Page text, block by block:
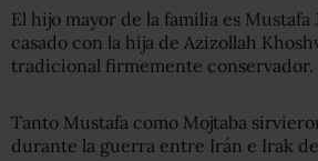
El hijo mayor de la familia es Mustafa
casado con la hija de Azizollah
tradicional firmemente conservador.
Tanto Mustafa como Mojtaba
durante la guerra entre Irán e Irak